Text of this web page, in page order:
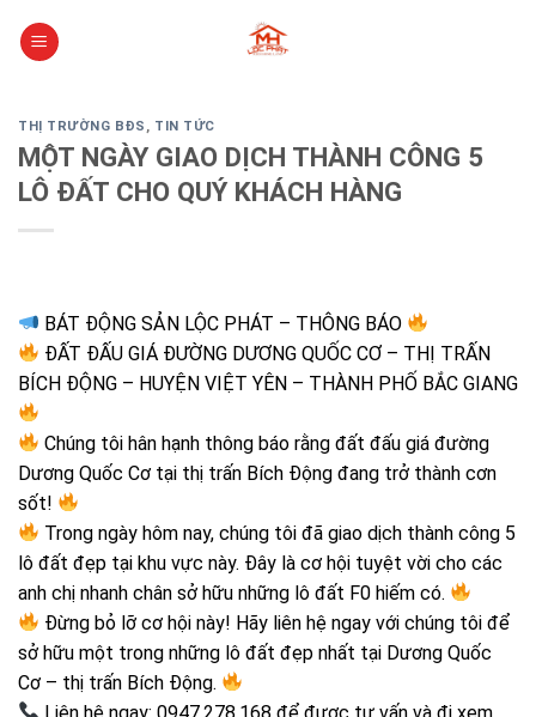
THỊ TRƯỜNG BĐS , TIN TỨC
MỘT NGÀY GIAO DỊCH THÀNH CÔNG 5
LÔ ĐẤT CHO QUÝ KHÁCH HÀNG
BÁT ĐỘNG SẢN LỘC PHÁT – THÔNG BÁO
ĐẤT ĐẤU GIÁ ĐƯỜNG DƯƠNG QUỐC CƠ – THỊ TRẤN
BÍCH ĐỘNG – HUYỆN VIỆT YÊN – THÀNH PHỐ BẮC GIANG
Chúng tôi hân hạnh thông báo rằng đất đấu giá đường
Dương Quốc Cơ tại thị trấn Bích Động đang trở thành cơn
sốt!
Trong ngày hôm nay, chúng tôi đã giao dịch thành công 5
lô đất đẹp tại khu vực này. Đây là cơ hội tuyệt vời cho các
anh chị nhanh chân sở hữu những lô đất F0 hiếm có.
Đừng bỏ lỡ cơ hội này! Hãy liên hệ ngay với chúng tôi để
sở hữu một trong những lô đất đẹp nhất tại Dương Quốc
Cơ – thị trấn Bích Động.
Liên hệ ngay: 0947.278.168 để được tư vấn và đi xem